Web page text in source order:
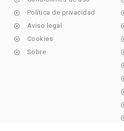
 Política de privacidad
 Aviso legal
 Cookies
 Sobre